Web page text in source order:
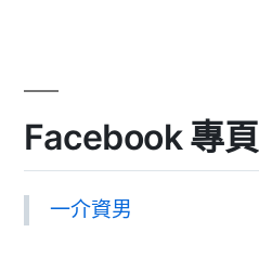
Facebook 專頁
一介資男